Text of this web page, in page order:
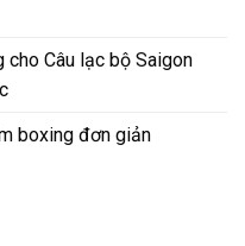
cho Câu lạc bộ Saigon
boxing đơn giản